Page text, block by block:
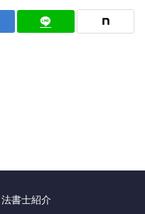
書士紹介